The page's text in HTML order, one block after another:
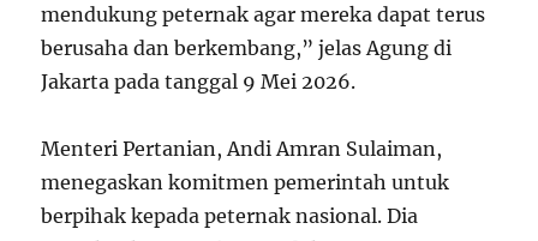
mendukung peternak agar mereka dapat terus
berusaha dan berkembang,” jelas Agung di
Jakarta pada tanggal 9 Mei 2026.
Menteri Pertanian, Andi Amran Sulaiman,
menegaskan komitmen pemerintah untuk
berpihak kepada peternak nasional. Dia